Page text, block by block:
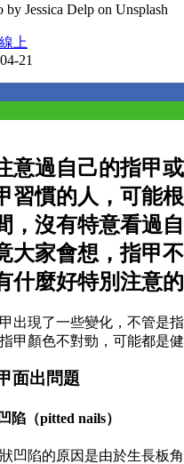
Jessica Delp on Unsplash
上
21
意過自己的指甲
習慣的人，可能
，沒有特意看過
大家會想，指甲
什麼好特別注意
出現了一些變化，不管是
甲顏色不對勁，可能都是健
面出問題
陷（pitted nails）
凹陷的原因是由於生長板